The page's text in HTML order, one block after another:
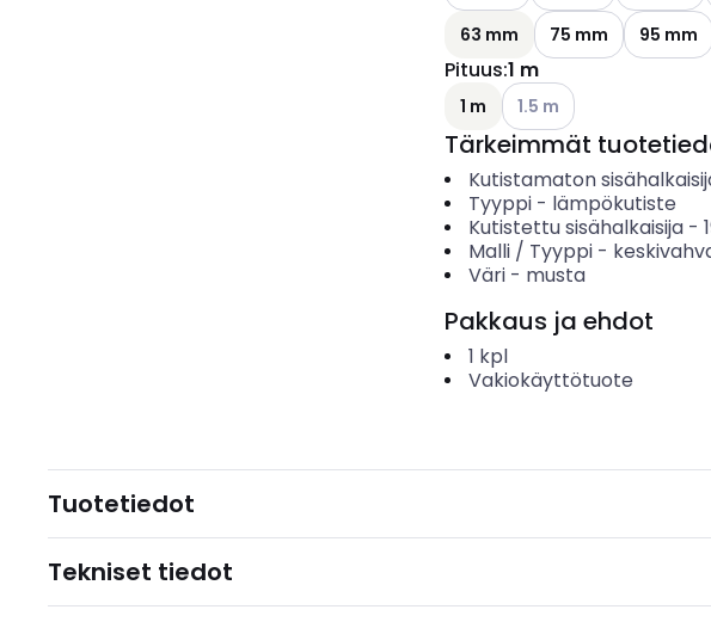
63 mm
75 mm 95 mm
Pituus:1 m
1 m Katso käytettävissä
1.5 m
Tärkeimmät
Kutistamaton
Tyyppi- lämpökutiste
Kutistettu sisähalkaisija-
Malli / Tyyppi-
Väri- musta
Pakkaus ja ehdot
1 kpl
Vakiokäyttötuote
Tuotetiedot
Tekniset tiedot